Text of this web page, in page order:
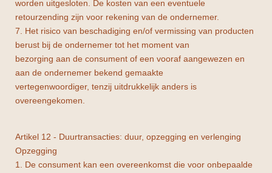
worden uitgesloten. De kosten van een eventuele
retourzending zijn voor rekening van de ondernemer.
7. Het risico van beschadiging en/of vermissing van producten
berust bij de ondernemer tot het moment van
bezorging aan de consument of een vooraf aangewezen en
aan de ondernemer bekend gemaakte
vertegenwoordiger, tenzij uitdrukkelijk anders is
overeengekomen.
Artikel 12 - Duurtransacties: duur, opzegging en verlenging
Opzegging
1. De consument kan een overeenkomst die voor onbepaalde